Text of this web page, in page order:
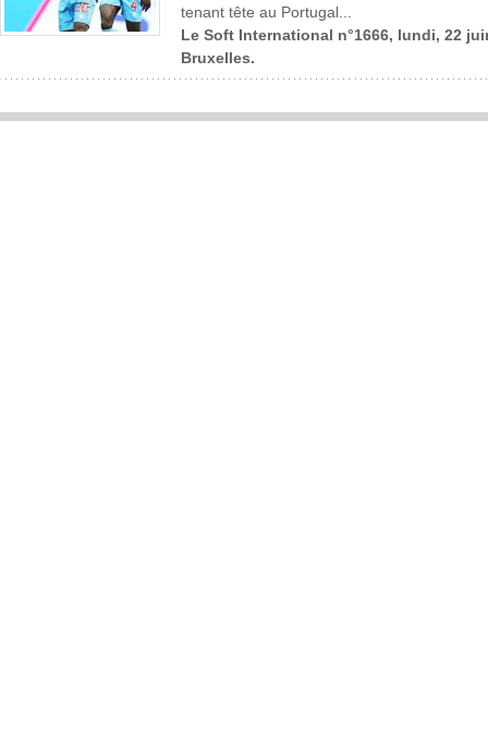
tenant tête au Portugal...
Le Soft International n°1666, lundi, 22
Bruxelles.